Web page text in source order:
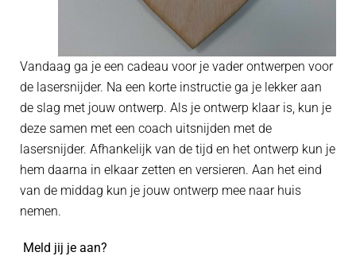
Vandaag ga je een cadeau voor je vader ontwerpen voor
de lasersnijder. Na een korte instructie ga je lekker aan
de slag met jouw ontwerp. Als je ontwerp klaar is, kun je
deze samen met een coach uitsnijden met de
lasersnijder. Afhankelijk van de tijd en het ontwerp kun je
hem daarna in elkaar zetten en versieren. Aan het eind
van de middag kun je jouw ontwerp mee naar huis
nemen.
Meld jij je aan?